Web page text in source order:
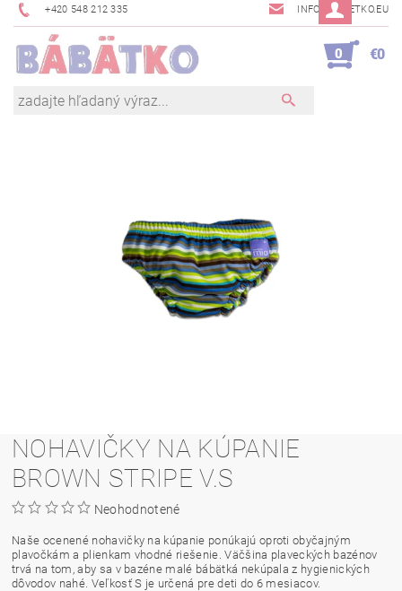
+420 548 212 335 INFO@BABETKO.EU
0 €0
NOHAVIČKY NA KÚPANIE
BROWN STRIPE V.S
Neohodnotené
Naše ocenené nohavičky na kúpanie ponúkajú oproti obyčajným
plavočkám a plienkam vhodné riešenie. Väčšina plaveckých bazénov
trvá na tom, aby sa v bazéne malé bábätká nekúpala z hygienických
dôvodov nahé. Veľkosť S je určená pre deti do 6 mesiacov.